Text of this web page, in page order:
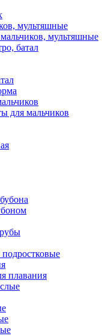
мультяшные
мультяшные
батал
для мальчиков
плавания